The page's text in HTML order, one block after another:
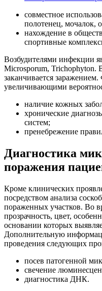
совместное
полотенец, мочалок,
нахождение в
спортивные
Возбудителями инфекции
Microsporum, Trichophyton.
заканчивается
увеличивающими
наличие кожных
хронические
систем;
пренебрежение
Диагностика
поражения
Кроме клинических
посредством анализа
пораженных участков. Во
прозрачность, цвет,
основании которых
Дополнительную
проведения следующих
посев патогенной
свечение
диагностика ДНК.